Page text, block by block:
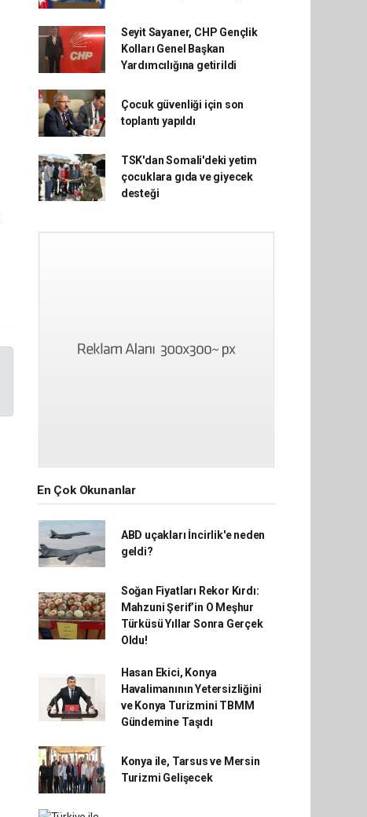
Seyit Sayaner, CHP Gençlik
Kolları Genel Başkan
Yardımcılığına getirildi
Çocuk güvenliği için son
toplantı yapıldı
TSK'dan Somali'deki yetim
çocuklara gıda ve giyecek
desteği
En Çok Okunanlar
ABD uçakları İncirlik'e neden
geldi?
Soğan Fiyatları Rekor Kırdı:
Mahzuni Şerif’in O Meşhur
Türküsü Yıllar Sonra Gerçek
Oldu!
Hasan Ekici, Konya
Havalimanının Yetersizliğini
ve Konya Turizmini TBMM
Gündemine Taşıdı
Konya ile, Tarsus ve Mersin
Turizmi Gelişecek